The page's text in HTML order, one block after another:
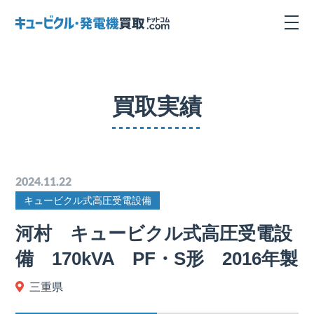
買取実績
2024.11.22
キュービクル式高圧受電設備
河村 キュービクル式高圧受電設
備 170kVA PF・S形 2016年製
三重県